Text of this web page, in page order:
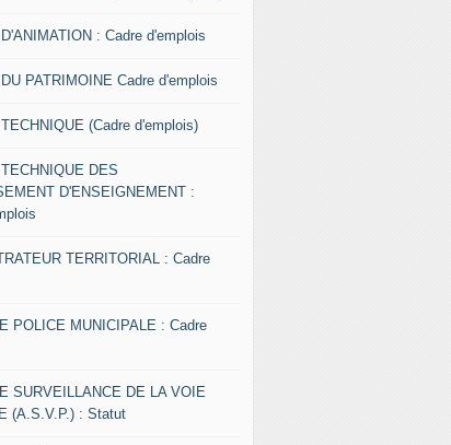
: Cadre d'emplois
PATRIMOINE Cadre d'emplois
(Cadre d'emplois)
DES
D'ENSEIGNEMENT :
TERRITORIAL : Cadre
POLICE MUNICIPALE : Cadre
SURVEILLANCE DE LA VOIE
(A.S.V.P.) : Statut